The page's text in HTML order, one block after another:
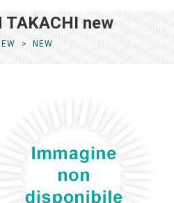
TAKACHI new
NEW